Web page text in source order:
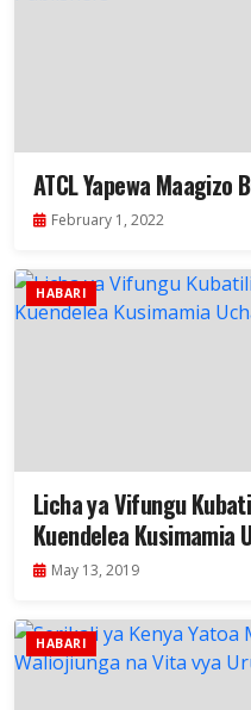
ATCL Yapewa Maagizo
February 1, 2022
HABARI
Licha ya Vifungu
Kuendelea Kusimamia
May 13, 2019
HABARI